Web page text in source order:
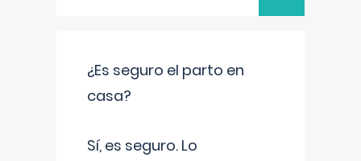
¿Es seguro el parto en
casa?
Sí, es seguro. Lo